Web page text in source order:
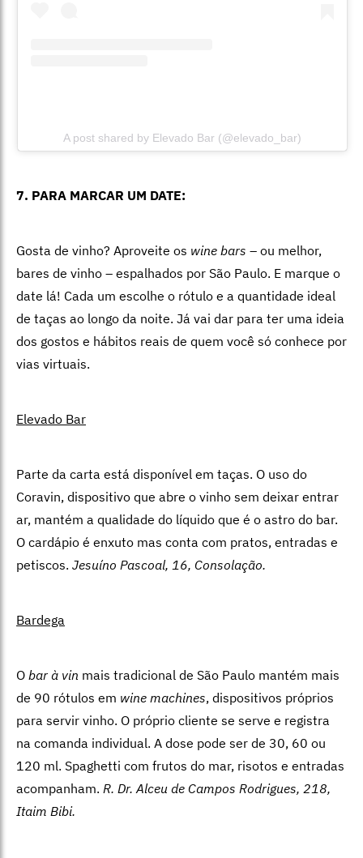
A post shared by Elevado Bar (@elevado_bar)
7. PARA MARCAR UM DATE:
Gosta de vinho? Aproveite os wine bars – ou melhor,
bares de vinho – espalhados por São Paulo. E marque o
date lá! Cada um escolhe o rótulo e a quantidade ideal
de taças ao longo da noite. Já vai dar para ter uma ideia
dos gostos e hábitos reais de quem você só conhece por
vias virtuais.
Elevado Bar
Parte da carta está disponível em taças. O uso do
Coravin, dispositivo que abre o vinho sem deixar entrar
ar, mantém a qualidade do líquido que é o astro do bar.
O cardápio é enxuto mas conta com pratos, entradas e
petiscos. Jesuíno Pascoal, 16, Consolação.
Bardega
O bar à vin mais tradicional de São Paulo mantém mais
de 90 rótulos em wine machines, dispositivos próprios
para servir vinho. O próprio cliente se serve e registra
na comanda individual. A dose pode ser de 30, 60 ou
120 ml. Spaghetti com frutos do mar, risotos e entradas
acompanham. R. Dr. Alceu de Campos Rodrigues, 218,
Itaim Bibi.